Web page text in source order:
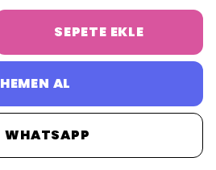
SEPETE EKLE
HEMEN AL
WHATSAPP